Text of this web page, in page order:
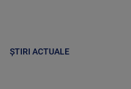
ȘTIRI ACTUALE